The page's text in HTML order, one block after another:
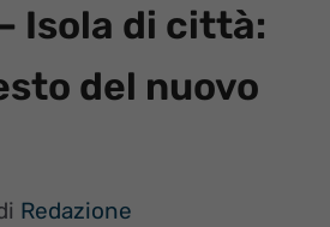
Isola di città:
del nuovo
Redazione